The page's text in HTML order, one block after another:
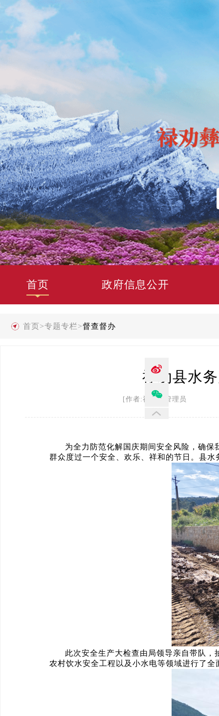
首页 政府信息公开
首页>专题专栏>督查督办
禄劝县水
[作者:禄劝县管理员 发
为全力防范化解国庆期间安全风险，确
群众度过一个安全、欢乐、祥和的节日。县
此次安全生产大检查由局领导亲自带队
农村饮水安全工程以及小水电等领域进行了全